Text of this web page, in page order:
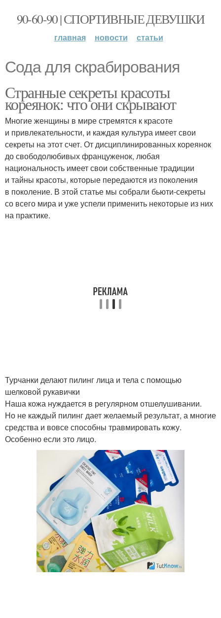
90-60-90 | СПОРТИВНЫЕ ДЕВУШКИ
главная новости статьи
Сода для скрабирования
Странные секреты красоты
кореянок: что они скрывают
Многие женщины в мире стремятся к красоте
и привлекательности, и каждая культура имеет свои
секреты на этот счет. От дисциплинированных кореянок
до свободолюбивых француженок, любая
национальность имеет свои собственные традиции
и тайны красоты, которые передаются из поколения
в поколение. В этой статье мы собрали бьюти-секреты
со всего мира и уже успели применить некоторые из них
на практике.
Турчанки делают пилинг лица и тела с помощью
шелковой рукавички
Наша кожа нуждается в регулярном отшелушивании.
Но не каждый пилинг дает желаемый результат, а многие
средства и вовсе способны травмировать кожу.
Особенно если это лицо.